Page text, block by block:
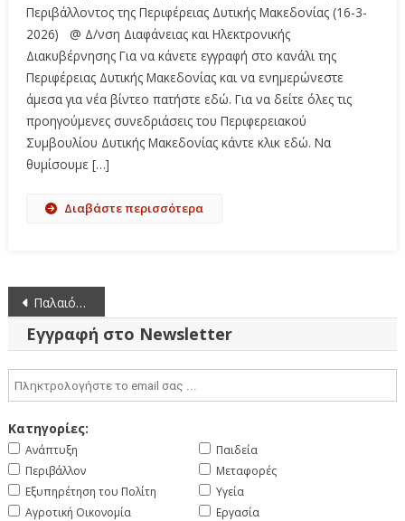
Περιβάλλοντος της Περιφέρειας Δυτικής Μακεδονίας (16-3-
2026) @ Δ/νση Διαφάνειας και Ηλεκτρονικής
Διακυβέρνησης Για να κάνετε εγγραφή στο κανάλι της
Περιφέρειας Δυτικής Μακεδονίας και να ενημερώνεστε
άμεσα για νέα βίντεο πατήστε εδώ. Για να δείτε όλες τις
προηγούμενες συνεδριάσεις του Περιφερειακού
Συμβουλίου Δυτικής Μακεδονίας κάντε κλικ εδώ. Να
θυμίσουμε […]
Διαβάστε περισσότερα
Πλοήγηση
άρθρων
Παλαιότερα άρθρα
Εγγραφή στο Newsletter
Κατηγορίες:
Ανάπτυξη
Περιβάλλον
Εξυπηρέτηση του Πολίτη
Αγροτική Οικονομία
Παιδεία
Μεταφορές
Υγεία
Εργασία